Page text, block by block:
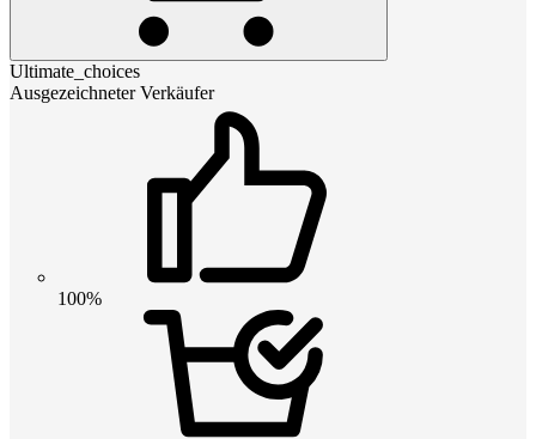
Ultimate_choices
Ausgezeichneter Verkäufer
100%